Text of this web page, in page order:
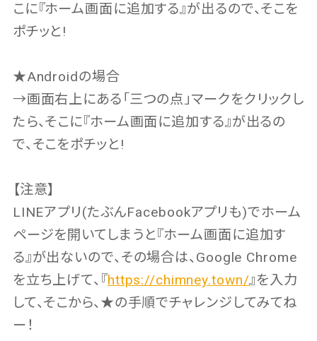
こに『ホーム画面に追加する』が出るので、そこを
ポチッと!
★Androidの場合
→画面右上にある「三つの点」マークをクリックし
たら、そこに『ホーム画面に追加する』が出るの
で、そこをポチッと!
【注意】
LINEアプリ(たぶんFacebookアプリも)でホーム
ページを開いてしまうと『ホーム画面に追加す
る』が出ないので、その場合は、Google Chrome
を立ち上げて、『https://chimney.town/』を入力
して、そこから、★の手順でチャレンジしてみてね
ー！